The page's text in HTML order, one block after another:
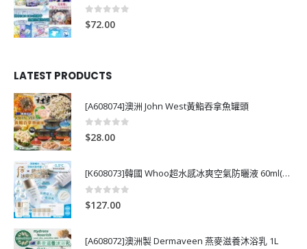
0
$72.00
LATEST PRODUCTS
[A608074]澳洲 John West黃鮨吞拿魚罐頭
0 out of 5
$28.00
[K608073]韓國 Whoo超水感冰爽空氣防曬液 60ml(送13ml*4支)
0 out of 5
$127.00
[A608072]澳洲製 Dermaveen 燕麥滋養沐浴乳 1L